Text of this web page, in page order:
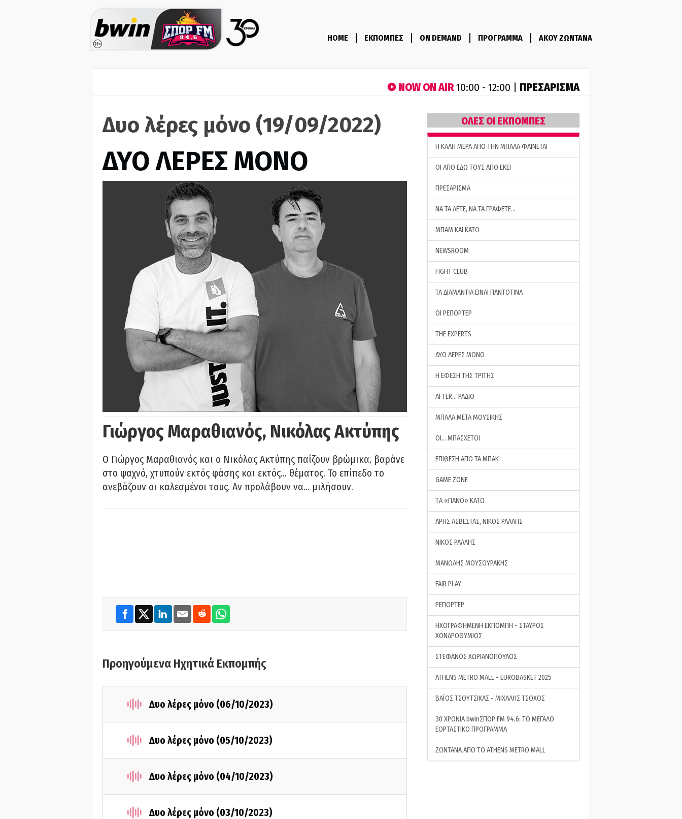
HOME ΕΚΠΟΜΠΕΣ ON DEMAND ΠΡΟΓΡΑΜΜΑ ΑΚΟΥ ΖΩΝΤΑΝΑ
NOW ON AIR10:00 - 12:00 | ΠΡΕΣΑΡΙΣΜΑ
Δυο λέρες μόνο (19/09/2022)
ΔΥΟ ΛΕΡΕΣ ΜΟΝΟ
Γιώργος Μαραθιανός, Νικόλας Ακτύπης
Ο Γιώργος Μαραθιανός και ο Νικόλας Ακτύπης παίζουν βρώμικα, βαράνε
στο ψαχνό, χτυπούν εκτός φάσης και εκτός… θέματος. Το επίπεδο το
ανεβάζουν οι καλεσμένοι τους. Αν προλάβουν να… μιλήσουν.
Προηγούμενα Ηχητικά Εκπομπής
Δυο λέρες μόνο (06/10/2023)
Δυο λέρες μόνο (05/10/2023)
Δυο λέρες μόνο (04/10/2023)
Δυο λέρες μόνο (03/10/2023)
ΟΛΕΣ ΟΙ ΕΚΠΟΜΠΕΣ
H ΚΑΛΗ ΜΕΡΑ ΑΠΟ ΤΗΝ ΜΠΑΛΑ ΦΑΙΝΕΤΑΙ
ΟΙ ΑΠΟ ΕΔΩ ΤΟΥΣ ΑΠΟ ΕΚΕΙ
ΠΡΕΣΑΡΙΣΜΑ
ΝΑ ΤΑ ΛΕΤΕ, ΝΑ ΤΑ ΓΡΑΦΕΤΕ…
ΜΠΑΜ ΚΑΙ ΚΑΤΩ
NEWSROOM
FIGHT CLUB
ΤΑ ΔΙΑΜΑΝΤΙΑ ΕΙΝΑΙ ΠΑΝΤΟΤΙΝΑ
ΟΙ ΡΕΠΟΡΤΕΡ
THE EXPERTS
ΔΥΟ ΛΕΡΕΣ ΜΟΝΟ
Η ΕΦΕΣΗ ΤΗΣ ΤΡΙΤΗΣ
AFTER… ΡΑΔΙΟ
ΜΠΑΛΑ ΜΕΤΑ ΜΟΥΣΙΚΗΣ
ΟΙ… ΜΠΑΣΧΕΤΟΙ
ΕΠΙΘΕΣΗ ΑΠΟ ΤΑ ΜΠΑΚ
GAME ZONE
ΤA «ΠΑΝΟ» ΚΑΤΩ
ΑΡΗΣ ΑΣΒΕΣΤΑΣ, ΝΙΚΟΣ ΡΑΛΛΗΣ
ΝΙΚΟΣ ΡΑΛΛΗΣ
ΜΑΝΩΛΗΣ ΜΟΥΣΟΥΡΑΚΗΣ
FAIR PLAY
ΡΕΠΟΡΤΕΡ
ΗΧΟΓΡΑΦΗΜΕΝΗ ΕΚΠΟΜΠΗ - ΣΤΑΥΡΟΣ
ΧΟΝΔΡΟΘΥΜΙΟΣ
ΣΤΕΦΑΝΟΣ ΧΩΡΙΑΝΟΠΟΥΛΟΣ
ATHENS METRO MALL - EUROBASKET 2025
ΒΑΪΟΣ ΤΣΟΥΤΣΙΚΑΣ - ΜΙΧΑΛΗΣ ΤΣΟΧΟΣ
30 ΧΡΟΝΙΑ bwinΣΠΟΡ FM 94,6: ΤΟ ΜΕΓΑΛΟ
ΕΟΡΤΑΣΤΙΚΟ ΠΡΟΓΡΑΜΜΑ
ΖΩΝΤΑΝΑ ΑΠΟ ΤΟ ATHENS METRO MALL